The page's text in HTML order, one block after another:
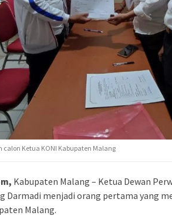
Ketua KONI Kabupaten Malang
Kabupaten Malang – Ketua Dewan
Darmadi menjadi orang pertama yang
Malang.